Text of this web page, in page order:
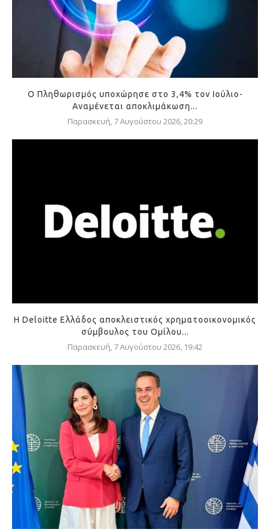
Ο Πληθωρισμός υποχώρησε στο 3,4% τον Ιούλιο-
Αναμένεται αποκλιμάκωση...
Παρασκευή, 7 Αυγούστου 2026, 20:29
Η Deloitte Ελλάδος αποκλειστικός χρηματοοικονομικός
σύμβουλος του Ομίλου...
Παρασκευή, 7 Αυγούστου 2026, 19:42